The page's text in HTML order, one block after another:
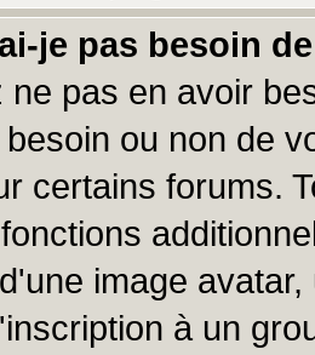
je pas besoin
ne pas en avoir
ou non de
certains forums.
image
à un